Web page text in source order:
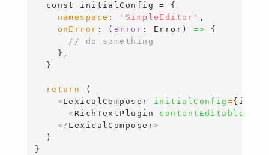
const
initialConfig = {
namespace : 'SimpleEditor' ,
onError : ( error : Error ) =>
{
// do something
} ,
}
return
(
<LexicalComposer initialConfig ={
< RichTextPlugin contentEditable
</ LexicalComposer>
}